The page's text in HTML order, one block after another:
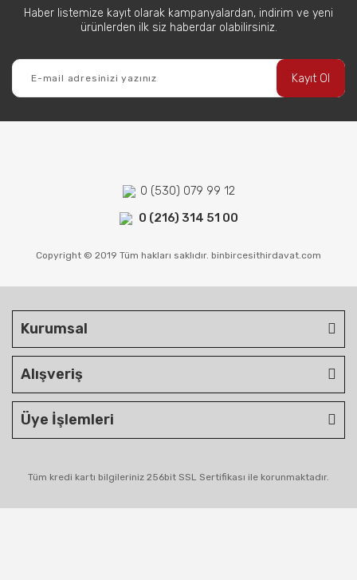
Haber listemize kayıt olarak kampanyalardan, indirim ve yeni
ürünlerden ilk siz haberdar olabilirsiniz.
Kayıt Ol
0 (530) 079 99 12
0 (216) 314 51 00
Copyright © 2019 Tüm hakları saklıdır. binbircesithirdavat.com
Kurumsal
Alışveriş
Üye İşlemleri
Tüm kredi kartı bilgileriniz 256bit SSL Sertifikası ile korunmaktadır.